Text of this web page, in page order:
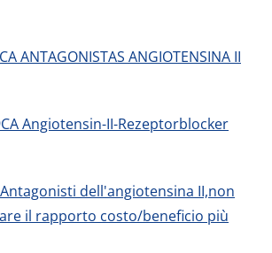
ANTAGONISTAS ANGIOTENSINA II
Angiotensin-II-Rezeptorblocker
Antagonisti dell'angiotensina II,non
il rapporto costo/beneficio più